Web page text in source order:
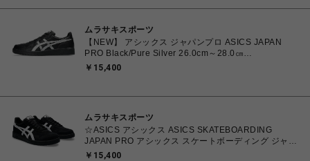
ムラサキスポーツ
【NEW】 アシックス ジャパンプロ ASICS JAPAN
PRO Black/Pure Silver 26.0cm～28.0㎝
1203B205.001 4573690068224 メンズ スニーカー
￥15,400
ムラサキスポーツ
☆ASICS アシックス ASICS SKATEBOARDING
JAPAN PRO アシックス スケートボーディング ジャパ
ンプロ Black/White 26.0㎝～28.5㎝
￥15,400